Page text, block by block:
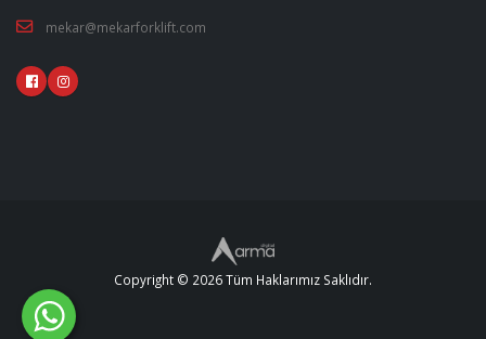
mekar@mekarforklift.com
Copyright © 2026 Tüm Haklarımız Saklıdır.